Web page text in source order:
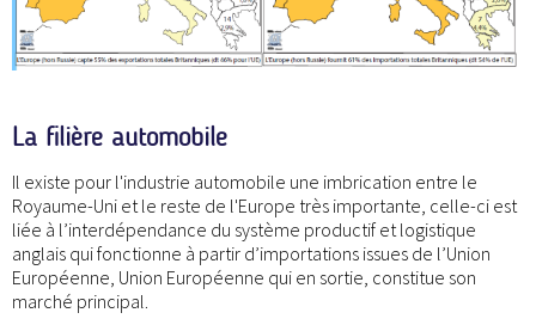
La filière automobile
Il existe pour l'industrie automobile une imbrication entre le
Royaume-Uni et le reste de l'Europe très importante, celle-ci est
liée à l’interdépendance du système productif et logistique
anglais qui fonctionne à partir d’importations issues de l’Union
Européenne, Union Européenne qui en sortie, constitue son
marché principal.